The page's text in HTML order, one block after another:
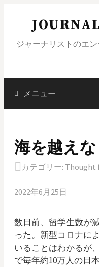
ッ
ジャーナリストのエ
メニュー
海を越え
カテゴリー: Thought
2022年6月25日
数日前、留学生数が
った。新型コロナに
いることはわかるが
で毎年約10万人の日